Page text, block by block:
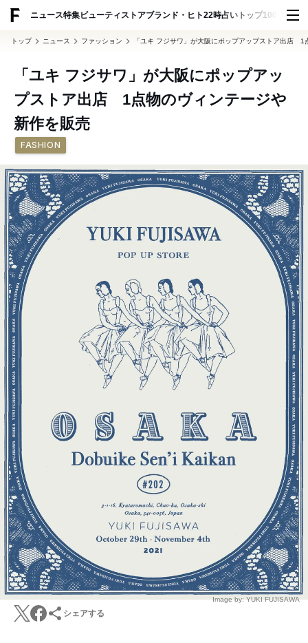
ニュース特集ビューティ ストアブランド・ヒト22時占い トップ100 スナッ
トップ ニュース ファッション 「ユキ フジサワ」が大阪にポップアップストア出店 1
「ユキ フジサワ」が大阪にポップアッ
プストア出店 1点物のヴィンテージや
新作を販売
FASHION
Image by: YUKI FUJISAWA
シェアする